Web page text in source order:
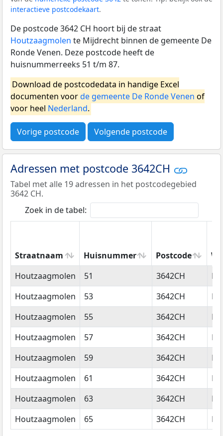
interactieve postcodekaart.
De postcode 3642 CH hoort bij de straat
Houtzaagmolen te Mijdrecht binnen de gemeente De
Ronde Venen. Deze postcode heeft de
huisnummerreeks 51 t/m 87.
Download de postcodedata in handige Excel
documenten voorde gemeente De Ronde Venen of
voor heel Nederland.
Vorige postcode Volgende postcode
Adressen met postcode 3642CH
Tabel met alle 19 adressen in het postcodegebied
3642 CH.
Zoek in de tabel:
Straatnaam Huisnummer Postcode
Straatnaam
Huisnummer Postcode
Houtzaagmolen 51 3642CH
Houtzaagmolen
53 3642CH
Houtzaagmolen
55 3642CH
Houtzaagmolen
57 3642CH
Houtzaagmolen
59 3642CH
Houtzaagmolen
61 3642CH
Houtzaagmolen
63 3642CH
Houtzaagmolen
65 3642CH